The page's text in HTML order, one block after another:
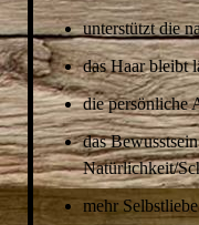
unterstützt die
das Haar bleibt
die persönliche
das
Natürlichkeit/
mehr Selbstliebe